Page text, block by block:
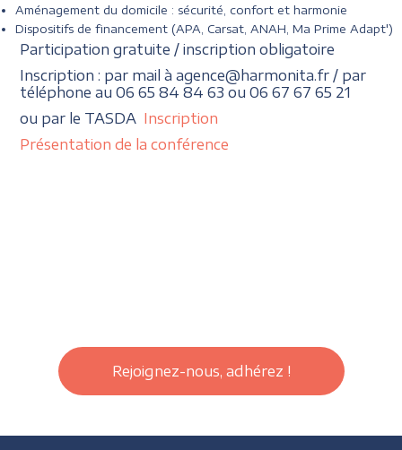
Aménagement du domicile : sécurité, confort et harmonie
Dispositifs de financement (APA, Carsat, ANAH, Ma Prime Adapt')
Participation gratuite / inscription obligatoire
Inscription : par mail à agence@harmonita.fr / par
téléphone au 06 65 84 84 63 ou 06 67 67 65 21
ou par le TASDA Inscription
Présentation de la conférence
Rejoignez-nous, adhérez !